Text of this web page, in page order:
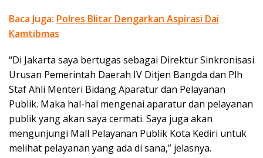
Baca Juga: Polres Blitar Dengarkan Aspirasi Dai
Kamtibmas
“Di Jakarta saya bertugas sebagai Direktur Sinkronisasi
Urusan Pemerintah Daerah IV Ditjen Bangda dan Plh
Staf Ahli Menteri Bidang Aparatur dan Pelayanan
Publik. Maka hal-hal mengenai aparatur dan pelayanan
publik yang akan saya cermati. Saya juga akan
mengunjungi Mall Pelayanan Publik Kota Kediri untuk
melihat pelayanan yang ada di sana,” jelasnya.